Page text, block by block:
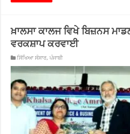
ਖ਼ਾਲਸਾ ਕਾਲਜ ਵਿਖੇ ਬਿਜ਼ਨਸ
ਵਰਕਸ਼ਾਪ ਕਰਵਾਈ
ਸਿੱਖਿਆ ਸੰਸਾਰ,ਪੰਜਾਬੀ